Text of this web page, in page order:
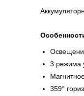
3 режима
359°